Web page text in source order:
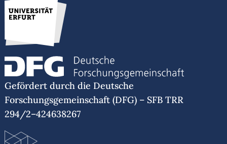
Gefördert durch die Deutsche
Forschungsgemeinschaft (DFG) – SFB TRR
294/2–424638267